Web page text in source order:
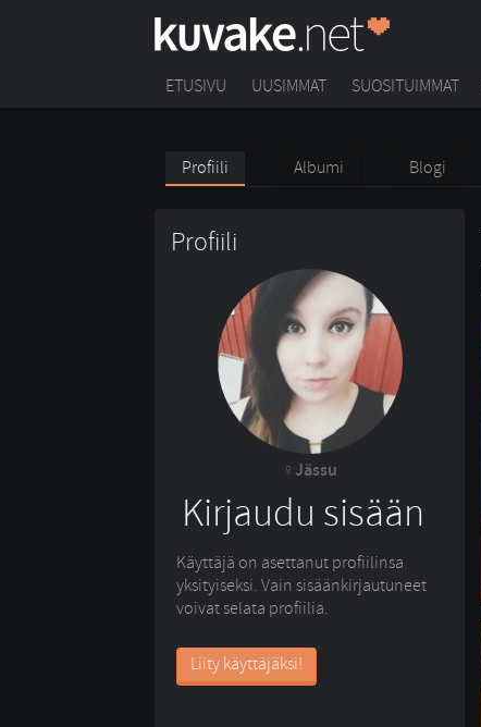
ETUSIVU UUSIMMAT SUOSITUIMMAT
Profiili Albumi Blogi
Profiili
Jässu
Kirjaudu sisään
Käyttäjä on asettanut profiilinsa
yksityiseksi. Vain sisäänkirjautuneet
voivat selata profiilia.
Liity käyttäjäksi!